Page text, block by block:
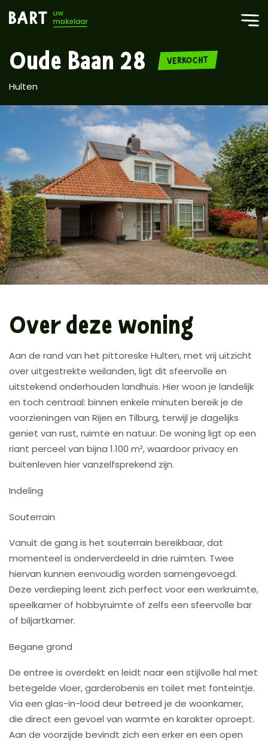
Oude Baan 28 VERKOCHT
Hulten
Over deze woning
Aan de rand van het pittoreske Hulten, met vrij uitzicht
over uitgestrekte weilanden, ligt dit sfeervolle en
uitstekend onderhouden landhuis. Hier woon je landelijk
en toch centraal: binnen enkele minuten bereik je de
voorzieningen van Rijen en Tilburg, terwijl je dagelijks
geniet van rust, ruimte en natuur. De woning ligt op een
riant perceel van bijna 1.100 m², waardoor privacy en
buitenleven hier vanzelfsprekend zijn.
Indeling
Souterrain
Vanuit de gang is het souterrain bereikbaar, dat
momenteel is onderverdeeld in drie ruimten. Twee
hiervan kunnen eenvoudig worden samengevoegd.
Deze verdieping leent zich perfect voor een werkruimte,
speelkamer of hobbyruimte of zelfs een sfeervolle bar
of biljartkamer.
Begane grond
De entree is overdekt en leidt naar een stijlvolle hal met
betegelde vloer, garderobenis en toilet met fonteintje.
Via een glas-in-lood deur betreed je de woonkamer,
die direct een gevoel van warmte en karakter oproept.
Aan de voorzijde bevindt zich een erker en een open